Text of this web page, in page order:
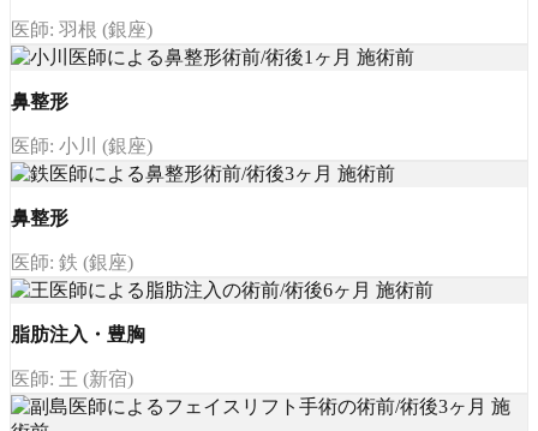
医師: 羽根 (銀座)
鼻整形
医師: 小川 (銀座)
鼻整形
医師: 鉄 (銀座)
脂肪注入・豊胸
医師: 王 (新宿)